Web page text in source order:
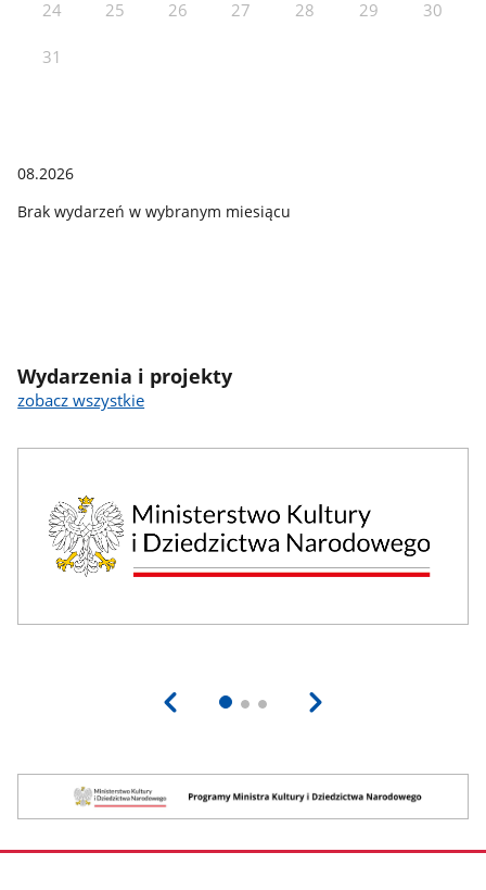
24 25 26 27 28 29 30
31
08.2026
Brak wydarzeń w wybranym miesiącu
Wydarzenia i projekty
zobacz wszystkie
program